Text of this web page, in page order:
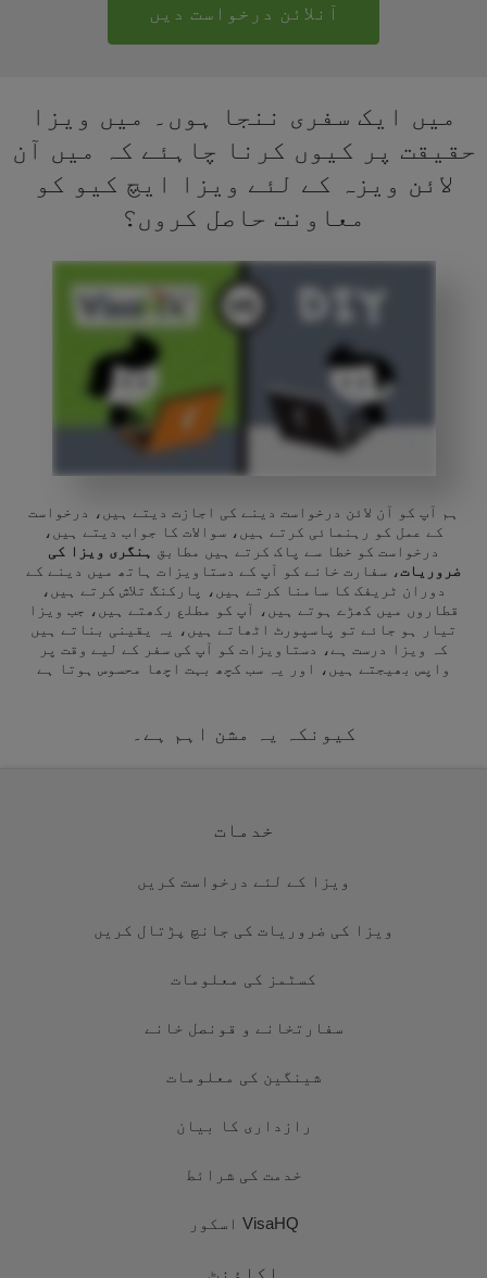
آنلائن درخواست دیں
میں ایک سفری ننجا ہوں۔ میں ویزا
حقیقت پر کیوں کرنا چاہئے کہ میں آن
لائن ویزہ کے لئے ویزا ایچ کیو کو
معاونت حاصل کروں؟
ہم آپ کو آن لائن درخواست دینے کی اجازت دیتے ہیں، درخواست
کے عمل کو رہنمائی کرتے ہیں، سوالات کا جواب دیتے ہیں،
درخواست کو خطا سے پاک کرتے ہیں مطابق
ہنگری ویزا کی
ضروریات، سفارت خانے کو آپ کے دستاویزات ہاتھ میں دینے کے
دوران ٹریفک کا سامنا کرتے ہیں، پارکنگ تلاش کرتے ہیں،
قطاروں میں کھڑے ہوتے ہیں، آپ کو مطلع رکھتے ہیں، جب ویزا
تیار ہو جائے تو پاسپورٹ اٹھاتے ہیں، یہ یقینی بناتے ہیں
کہ ویزا درست ہے، دستاویزات کو آپ کی سفر کے لیے وقت پر
واپس بھیجتے ہیں، اور یہ سب کچھ بہت اچھا محسوس ہوتا ہے
کیونکہ یہ مشن اہم ہے۔
خدمات
ویزا کے لئے درخواست کریں
ویزا کی ضروریات کی جانچ پڑتال کریں
کسٹمز کی معلومات
سفارتخانے و قونصل خانے
شینگین کی معلومات
رازداری کا بیان
خدمت کی شرائط
VisaHQ اسکور
اکاؤنٹ